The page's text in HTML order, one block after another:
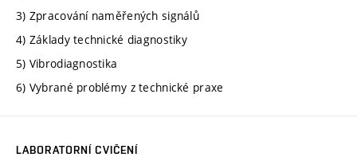
3) Zpracování naměřených signálů
4) Základy technické diagnostiky
5) Vibrodiagnostika
6) Vybrané problémy z technické praxe
LABORATORNÍ CVIČENÍ